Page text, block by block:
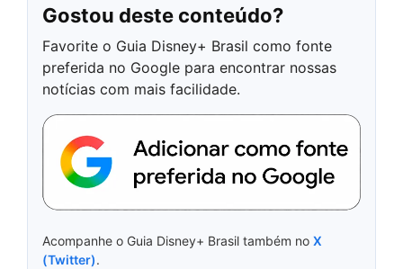
Gostou deste conteúdo?
Favorite o Guia Disney+ Brasil como fonte
preferida no Google para encontrar nossas
notícias com mais facilidade.
Acompanhe o Guia Disney+ Brasil também no X
(Twitter).